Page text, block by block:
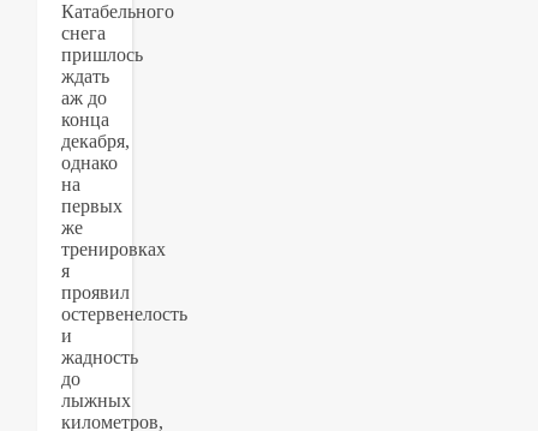
Катабельного
снега
пришлось
ждать
аж до
конца
декабря,
однако
на
первых
же
тренировках
я
проявил
остервенелость
и
жадность
до
лыжных
километров,